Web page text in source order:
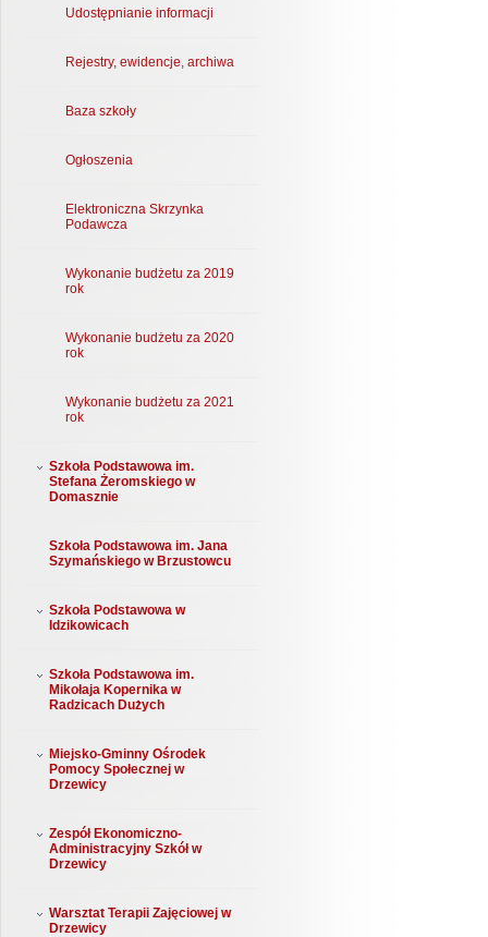
Udostępnianie informacji
Rejestry, ewidencje, archiwa
Baza szkoły
Ogłoszenia
Elektroniczna Skrzynka
Podawcza
Wykonanie budżetu za 2019
rok
Wykonanie budżetu za 2020
rok
Wykonanie budżetu za 2021
rok
Szkoła Podstawowa im.
Stefana Żeromskiego w
Domasznie
Szkoła Podstawowa im. Jana
Szymańskiego w Brzustowcu
Szkoła Podstawowa w
Idzikowicach
Szkoła Podstawowa im.
Mikołaja Kopernika w
Radzicach Dużych
Miejsko-Gminny Ośrodek
Pomocy Społecznej w
Drzewicy
Zespół Ekonomiczno-
Administracyjny Szkół w
Drzewicy
Warsztat Terapii Zajęciowej w
Drzewicy